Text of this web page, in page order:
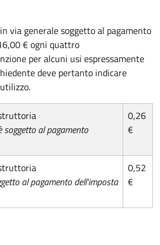
via generale soggetto al pagamento
€ ogni quattro
per alcuni usi espressamente
deve pertanto indicare
soggetto al pagamento
0,26
€
al pagamento dell'imposta
0,52
€